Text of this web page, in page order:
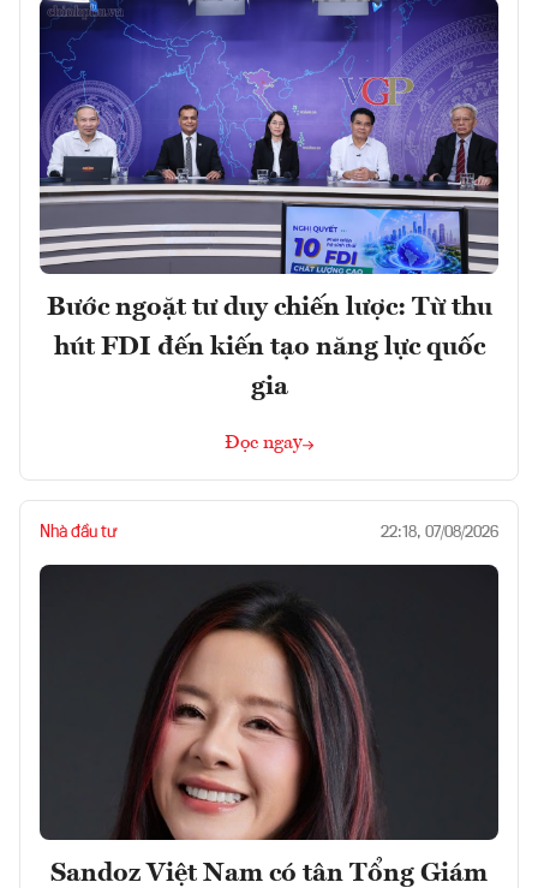
Bước ngoặt tư duy chiến lược: Từ thu
hút FDI đến kiến tạo năng lực quốc
gia
Đọc ngay
Nhà đầu tư 22:18, 07/08/2026
Sandoz Việt Nam có tân Tổng Giám